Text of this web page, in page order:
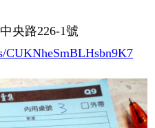
央路226-1號
CUKNheSmBLHsbn9K7